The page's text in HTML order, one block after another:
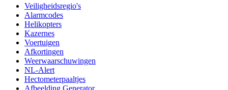
Veiligheidsregio's
Alarmcodes
Helikopters
Kazernes
Voertuigen
Afkortingen
Weerwaarschuwingen
NL-Alert
Hectometerpaaltjes
Afbeelding Generator